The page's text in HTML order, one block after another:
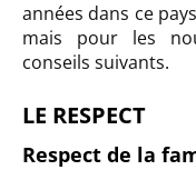
années dans ce
mais pour les
conseils suivants.
LE RESPECT
Respect de la